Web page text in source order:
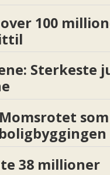
100
Sterkeste
som
38 millioner